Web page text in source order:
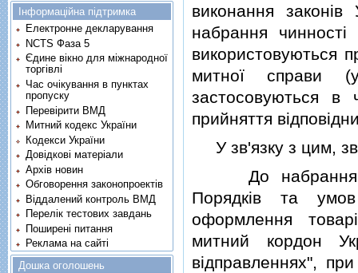
виконання
набрання
використовуються
митної справи
застосовуються
прийняття
У зв'язку з цим,
До набрання
Порядкiв та
оформлення
митний кордон
вiдправленнях",
Інформаційна підтримка
Електронне декларування
NCTS Фаза 5
Єдине вікно для міжнародної
торгівлі
Час очікування в пунктах
пропуску
Перевірити ВМД
Митний кодекс України
Кодекси України
Довідкові матеріали
Архів новин
Обговорення законопроектів
Віддалений контроль ВМД
Перелік тестових завдань
Поширені питання
Реклама на сайті
Дошка оголошень